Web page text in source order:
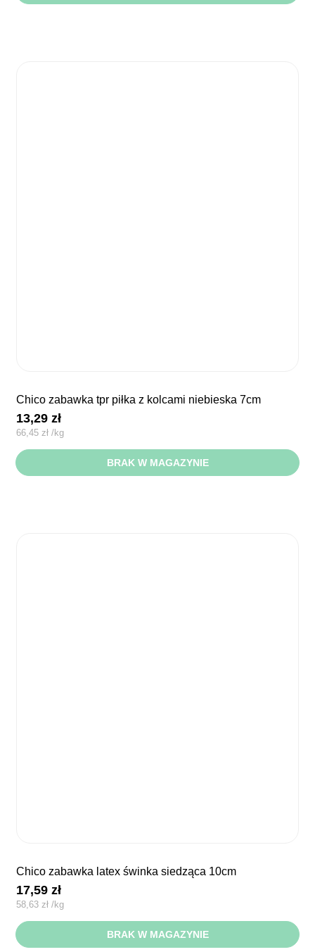
chico zabawka tpr piłka z kolcami niebieska 7cm
13,29zł
66,45 zł /kg
BRAK W MAGAZYNIE
chico zabawka latex świnka siedząca 10cm
17,59zł
58,63zł /kg
BRAK W MAGAZYNIE